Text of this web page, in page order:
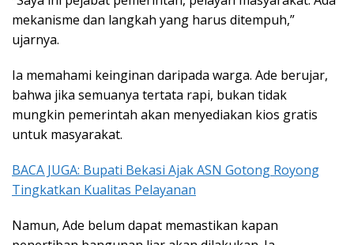
mekanisme dan langkah yang harus ditempuh,”
ujarnya.
Ia memahami keinginan daripada warga. Ade berujar,
bahwa jika semuanya tertata rapi, bukan tidak
mungkin pemerintah akan menyediakan kios gratis
untuk masyarakat.
BACA JUGA: Bupati Bekasi Ajak ASN Gotong Royong
Tingkatkan Kualitas Pelayanan
Namun, Ade belum dapat memastikan kapan